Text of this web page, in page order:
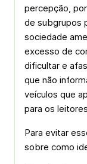
percepção,
de subgrupos
sociedade
excesso de
dificultar e
que não
veículos que
para os
Para evitar
sobre como